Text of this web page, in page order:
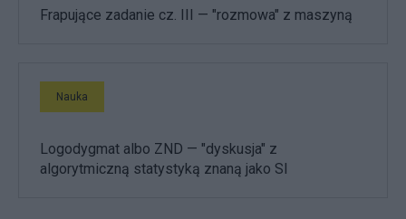
Frapujące zadanie cz. III — "rozmowa" z maszyną
Nauka
Logodygmat albo ZND — "dyskusja" z
algorytmiczną statystyką znaną jako SI